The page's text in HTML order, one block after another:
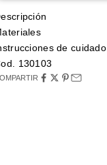
de cuidado
130103